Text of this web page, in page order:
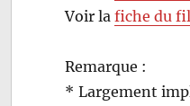
Voir lafiche du
Remarque :
* Largement